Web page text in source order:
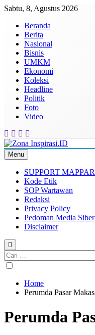
Skip
content
Sabtu, 8, Agustus 2026
Beranda
Berita
Nasional
Bisnis
UMKM
Ekonomi
Koleksi
Headline
Politik
Foto
Video
Zona Inspirasi.ID
Bersama Membangun
Menu
SUPPORT
Kode Etik
SOP Wartawan
Redaksi
Privacy Policy
Pedoman Media Siber
Disclaimer
Cari
untuk:
Home
Perumda Pasar
Perumda